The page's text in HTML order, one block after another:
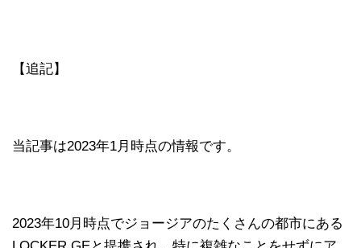
【追記】
当記事は2023年1月時点の情報です。
2023年10月時点でジョージアのたくさんの都市にある